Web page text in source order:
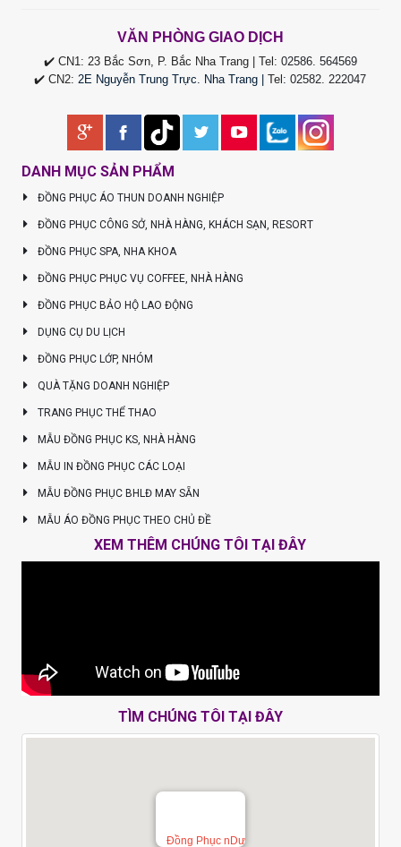
VĂN PHÒNG GIAO DỊCH
✔️ CN1: 23 Bắc Sơn, P. Bắc Nha Trang | Tel: 02586. 564569
✔️ CN2:2E Nguyễn Trung Trực. Nha Trang |Tel :02582. 222047
DANH MỤC SẢN PHẨM
ĐỒNG PHỤC ÁO THUN DOANH NGHIỆP
ĐỒNG PHỤC CÔNG SỞ, NHÀ HÀNG, KHÁCH SẠN, RESORT
ĐỒNG PHỤC SPA, NHA KHOA
ĐỒNG PHỤC PHỤC VỤ COFFEE, NHÀ HÀNG
ĐỒNG PHỤC BẢO HỘ LAO ĐỘNG
DỤNG CỤ DU LỊCH
ĐỒNG PHỤC LỚP, NHÓM
QUÀ TẶNG DOANH NGHIỆP
TRANG PHỤC THỂ THAO
MẪU ĐỒNG PHỤC KS, NHÀ HÀNG
MẪU IN ĐỒNG PHỤC CÁC LOẠI
MẪU ĐỒNG PHỤC BHLĐ MAY SẴN
MẪU ÁO ĐỒNG PHỤC THEO CHỦ ĐỀ
XEM THÊM CHÚNG TÔI TẠI ĐÂY
TÌM CHÚNG TÔI TẠI ĐÂY
Đồng Phục nDư